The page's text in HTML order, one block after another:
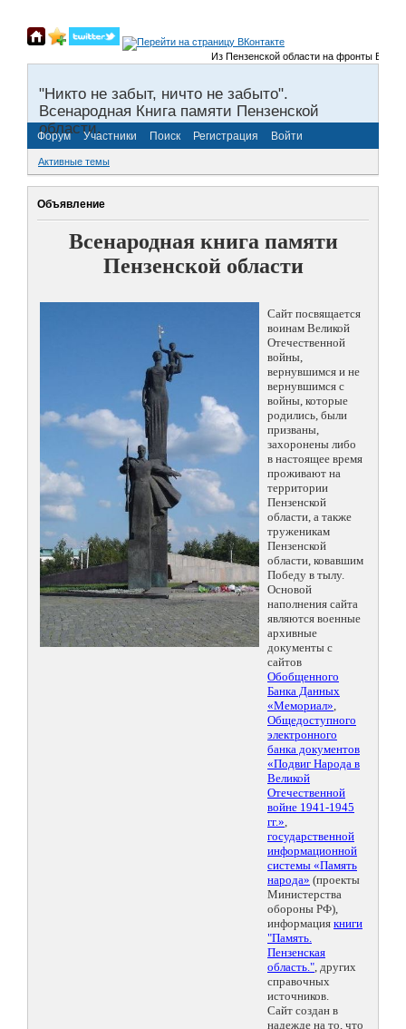
Из Пензенской области на фронты Великой
"Никто не забыт, ничто не забыто".
Всенародная Книга памяти Пензенской
области.
Форум Участники Поиск Регистрация Войти
Активные темы
Объявление
Всенародная книга памяти
Пензенской области
Сайт посвящается
воинам Великой
Отечественной
войны,
вернувшимся и не
вернувшимся с
войны, которые
родились, были
призваны,
захоронены либо
в настоящее время
проживают на
территории
Пензенской
области, а также
труженикам
Пензенской
области, ковавшим
Победу в тылу.
Основой
наполнения сайта
являются военные
архивные
документы с
сайтов
Обобщенного
Банка Данных
«Мемориал»,
Общедоступного
электронного
банка документов
«Подвиг Народа в
Великой
Отечественной
войне 1941-1945
гг.»,
государственной
информационной
системы «Память
народа» (проекты
Министерства
обороны РФ),
информация книги
"Память.
Пензенская
область.", других
справочных
источников.
Сайт создан в
надежде на то, что